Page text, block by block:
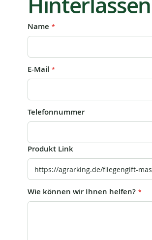
Name
E-Mail
Telefonnummer
Produkt Link
Wie können wir Ihnen helfen?